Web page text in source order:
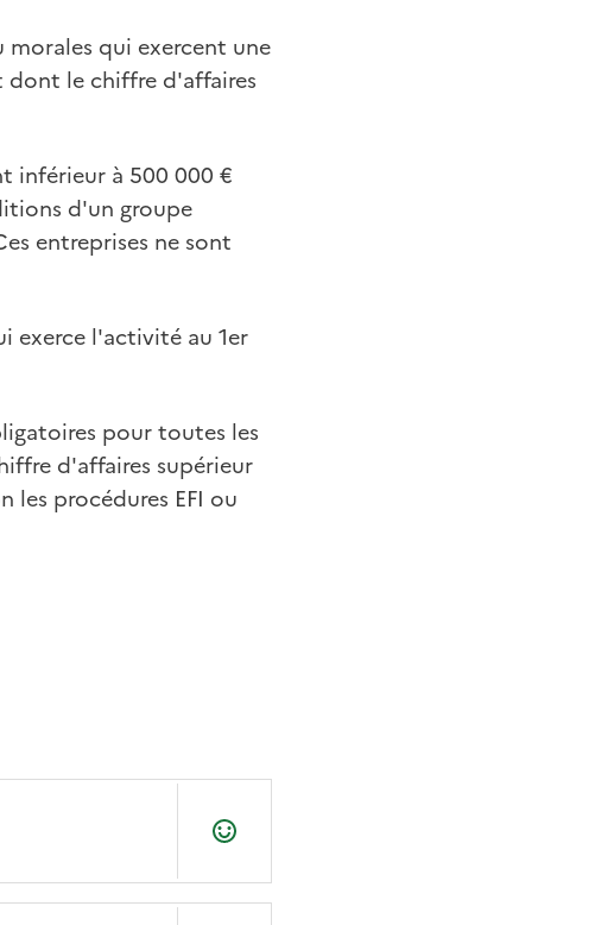
morales qui exercent une
dont le chiffre d'affaires
inférieur à 500 000 €
d'un groupe
entreprises ne sont
exerce l'activité au 1er
pour toutes les
d'affaires supérieur
les procédures EFI ou